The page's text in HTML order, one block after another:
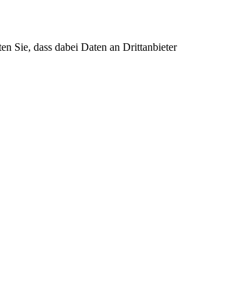
Sie, dass dabei Daten an Drittanbieter